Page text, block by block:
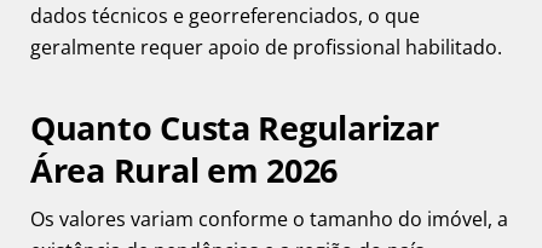
dados técnicos e georreferenciados, o que
geralmente requer apoio de profissional habilitado.
Quanto Custa Regularizar
Área Rural em 2026
Os valores variam conforme o tamanho do imóvel, a